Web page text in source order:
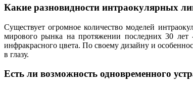
Какие разновидности интраокулярных
Существует огромное количество моделей
мирового рынка на протяжении последних 30
инфракрасного цвета. По своему дизайну и
в глазу.
Есть ли возможность одновременного